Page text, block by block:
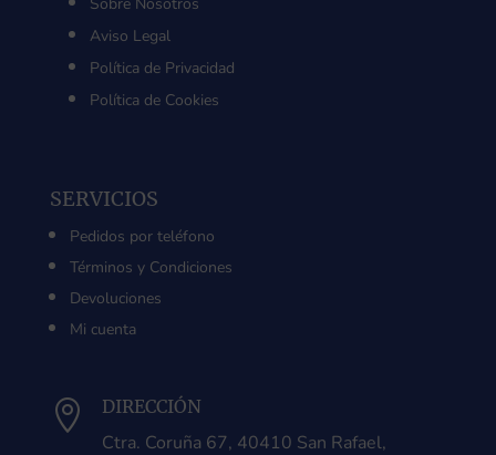
Aviso Legal
Política de Privacidad
Política de Cookies
SERVICIOS
Pedidos por teléfono
Términos y Condiciones
Devoluciones
Mi cuenta
 DIRECCIÓN
Ctra. Coruña 67, 40410 San Rafael,